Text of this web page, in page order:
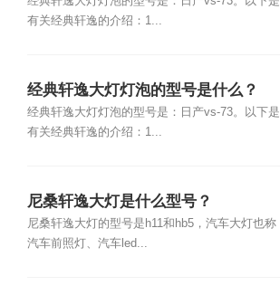
有关经典轩逸的介绍：1...
经典轩逸大灯灯泡的型号是什么？
经典轩逸大灯灯泡的型号是：日产vs-73。以下是
有关经典轩逸的介绍：1...
尼桑轩逸大灯是什么型号？
尼桑轩逸大灯的型号是h11和hb5，汽车大灯也称
汽车前照灯、汽车led...